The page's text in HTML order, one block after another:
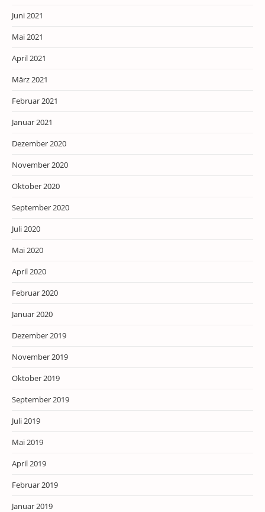
Juni 2021
Mai 2021
April 2021
März 2021
Februar 2021
Januar 2021
Dezember 2020
November 2020
Oktober 2020
September 2020
Juli 2020
Mai 2020
April 2020
Februar 2020
Januar 2020
Dezember 2019
November 2019
Oktober 2019
September 2019
Juli 2019
Mai 2019
April 2019
Februar 2019
Januar 2019